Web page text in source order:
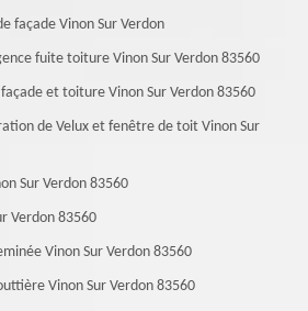
façade Vinon Sur Verdon
fuite toiture Vinon Sur Verdon 83560
et toiture Vinon Sur Verdon 83560
de Velux et fenêtre de toit Vinon Sur
Sur Verdon 83560
Verdon 83560
Vinon Sur Verdon 83560
Vinon Sur Verdon 83560